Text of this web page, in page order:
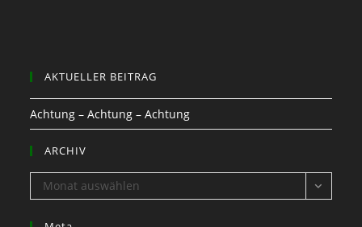
AKTUELLER BEITRAG
Achtung – Achtung – Achtung
ARCHIV
ARCHIV
Monat auswählen